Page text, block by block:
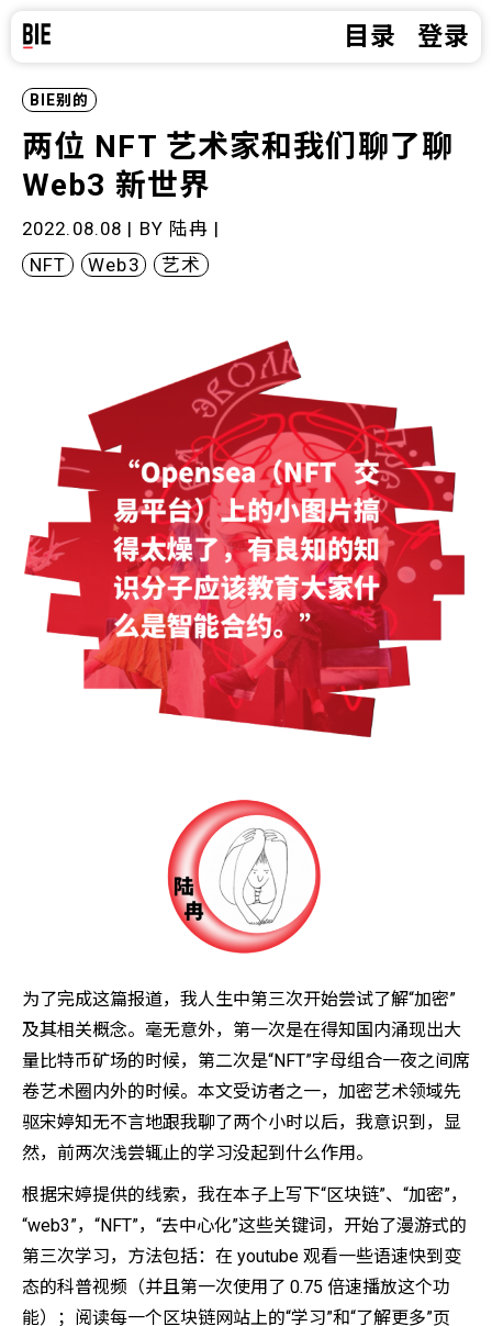
目录 登录
BIE别的
两位 NFT 艺术家和我们聊了聊
Web3 新世界
2022.08.08 | BY 陆冉 |
NFT
Web3 艺术
为了完成这篇报道，我人生中第三次开始尝试了解“加密”
及其相关概念。毫无意外，第一次是在得知国内涌现出大
量比特币矿场的时候，第二次是“NFT”字母组合一夜之间席
卷艺术圈内外的时候。本文受访者之一，加密艺术领域先
驱宋婷知无不言地跟我聊了两个小时以后，我意识到，显
然，前两次浅尝辄止的学习没起到什么作用。
根据宋婷提供的线索，我在本子上写下“区块链”、“加密”，
“web3”，“NFT”，“去中心化”这些关键词，开始了漫游式的
第三次学习，方法包括：在 youtube 观看一些语速快到变
态的科普视频（并且第一次使用了 0.75 倍速播放这个功
能）；阅读每一个区块链网站上的“学习”和“了解更多”页